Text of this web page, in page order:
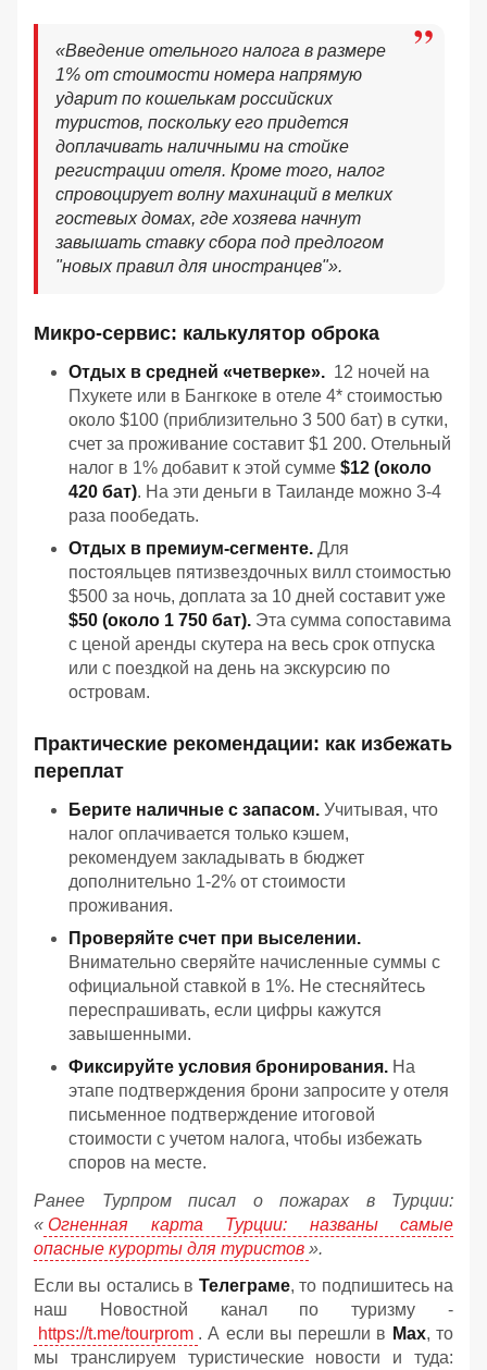
«Введение отельного налога в размере
1% от стоимости номера напрямую
ударит по кошелькам российских
туристов, поскольку его придется
доплачивать наличными на стойке
регистрации отеля. Кроме того, налог
спровоцирует волну махинаций в мелких
гостевых домах, где хозяева начнут
завышать ставку сбора под предлогом
"новых правил для иностранцев"».
Микро-сервис: калькулятор оброка
Отдых в средней «четверке». 12 ночей на
Пхукете или в Бангкоке в отеле 4* стоимостью
около $100 (приблизительно 3 500 бат) в сутки,
счет за проживание составит $1 200. Отельный
налог в 1% добавит к этой сумме $12 (около
420 бат). На эти деньги в Таиланде можно 3-4
раза пообедать.
Отдых в премиум-сегменте. Для
постояльцев пятизвездочных вилл стоимостью
$500 за ночь, доплата за 10 дней составит уже
$50 (около 1 750 бат). Эта сумма сопоставима
с ценой аренды скутера на весь срок отпуска
или с поездкой на день на экскурсию по
островам.
Практические рекомендации: как избежать
переплат
Берите наличные с запасом. Учитывая, что
налог оплачивается только кэшем,
рекомендуем закладывать в бюджет
дополнительно 1-2% от стоимости
проживания.
Проверяйте счет при выселении.
Внимательно сверяйте начисленные суммы с
официальной ставкой в 1%. Не стесняйтесь
переспрашивать, если цифры кажутся
завышенными.
Фиксируйте условия бронирования. На
этапе подтверждения брони запросите у отеля
письменное подтверждение итоговой
стоимости с учетом налога, чтобы избежать
споров на месте.
Ранее Турпром писал о пожарах в Турции:
« Огненная карта Турции: названы самые
опасные курорты для туристов ».
Если вы остались в Телеграме, то подпишитесь на
наш Новостной канал по туризму -
https://t.me/tourprom . А если вы перешли в Мах, то
мы транслируем туристические новости и туда: